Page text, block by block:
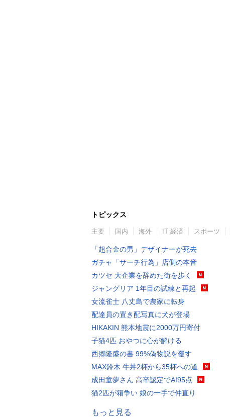
トピックス
主要 国内 海外 IT 経済 スポーツ
「超合金の男」デザイナーが死去
ガチャ「サーチ行為」店側の本音
カツセ 大企業を辞めた街を歩く
ジャングリア 1年目の試練と再起
女流雀士 八丈島で農家に転身
配達員の置き配写真に犬が登場
HIKAKIN 熊本地震に2000万円寄付
子猫4匹 おやつに心が解ける
西郷隆盛の書 99%偽物説を覆す
MAX鈴木 牛丼2杯から35杯への道
成田童夢さん 高卒認定でAI95点
猫2匹が箱争い 娘の一手で仲直り
もっと見る